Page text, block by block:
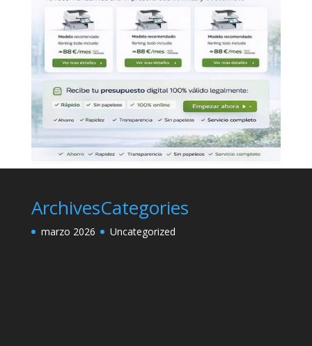
Archives
marzo 2026
Categories
Uncategorized